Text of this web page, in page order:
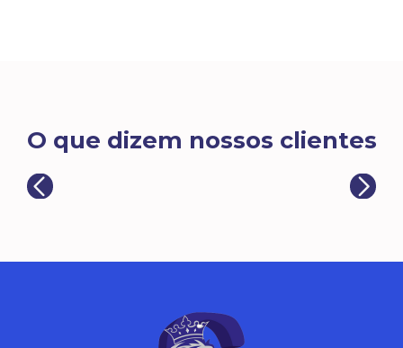
O que dizem nossos clientes